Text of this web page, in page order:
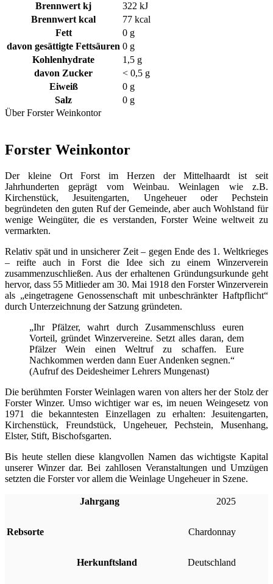
Brennwert kj 322 kJ
Brennwert kcal
77 kcal
Fett
0 g
davon gesättigte Fettsäuren 0 g
Kohlenhydrate
1,5 g
davon Zucker < 0,5 g
Eiweiß
0 g
Salz
0 g
Über Forster Weinkontor
Forster Weinkontor
Der kleine Ort Forst im Herzen der Mittelhaardt ist seit
Jahrhunderten geprägt vom Weinbau. Weinlagen wie z.B.
Kirchenstück, Jesuitengarten, Ungeheuer oder Pechstein
begründeten den guten Ruf der Gemeinde, aber auch Wohlstand für
wenige Weingüter, die es verstanden, Forster Weine weltweit zu
vermarkten.
Relativ spät und in unsicherer Zeit – gegen Ende des 1. Weltkrieges
– reifte auch in Forst die Idee sich zu einem Winzerverein
zusammenzuschließen. Aus der erhaltenen Gründungsurkunde geht
hervor, dass 55 Mitlieder am 30. Mai 1918 den Forster Winzerverein
als „eingetragene Genossenschaft mit unbeschränkter Haftpflicht“
durch Unterzeichnung der Satzung gründeten.
„Ihr Pfälzer, wahrt durch Zusammenschluss euren
Vorteil, gründet Winzervereine. Setzt alles daran, dem
Pfälzer Wein einen Weltruf zu schaffen. Eure
Nachkommen werden dann Euer Andenken segnen.“
(Aufruf des Deidesheimer Lehrers Mungenast)
Die berühmten Forster Weinlagen waren von alters her der Stolz der
Forster Winzer. Umso wichtiger war es, im neuen Weingesetz von
1971 die bekanntesten Einzellagen zu erhalten: Jesuitengarten,
Kirchenstück, Freundstück, Ungeheuer, Pechstein, Musenhang,
Elster, Stift, Bischofsgarten.
Bis heute stellen diese klangvollen Namen das wichtigste Kapital
unserer Winzer dar. Bei zahllosen Veranstaltungen und Umzügen
setzten die Forster vor allem die Weinlage Ungeheuer in Szene.
Jahrgang 2025
Rebsorte Chardonnay
Herkunftsland Deutschland